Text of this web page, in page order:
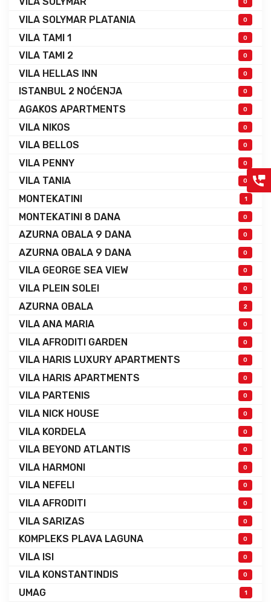
0
VILA SOLYMAR PLATANIA 0
VILA TAMI 1 0
VILA TAMI 2 0
VILA HELLAS INN 0
ISTANBUL 2 NOĆENJA 0
AGAKOS APARTMENTS 0
VILA NIKOS 0
VILA BELLOS 0
VILA PENNY 0
VILA TANIA 0
MONTEKATINI 1
MONTEKATINI 8 DANA 0
AZURNA OBALA 9 DANA 0
AZURNA OBALA 9 DANA 0
VILA GEORGE SEA VIEW 0
VILA PLEIN SOLEI 0
AZURNA OBALA 2
VILA ANA MARIA 0
VILA AFRODITI GARDEN 0
VILA HARIS LUXURY APARTMENTS 0
VILA HARIS APARTMENTS 0
VILA PARTENIS 0
VILA NICK HOUSE 0
VILA KORDELA 0
VILA BEYOND ATLANTIS 0
VILA HARMONI 0
VILA NEFELI 0
VILA AFRODITI 0
VILA SARIZAS 0
KOMPLEKS PLAVA LAGUNA 0
VILA ISI 0
VILA KONSTANTINDIS 0
UMAG 1